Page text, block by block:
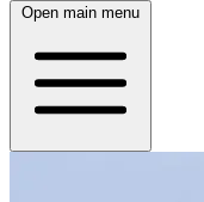
Open main menu